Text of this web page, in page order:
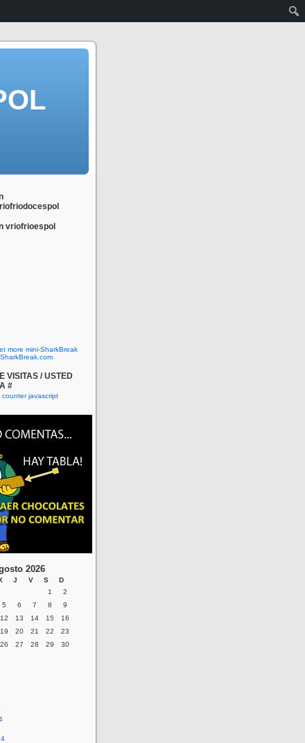
vriofrioespol
more mini-SharkBreak
VISITAS / USTED
#
2026
J V S
D
1
2
5 6 7 8
9
12 13 14 15
16
19 20 21 22
23
26 27 28 29
30